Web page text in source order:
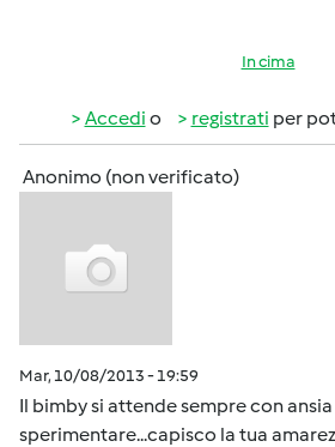
In cima
Accedi o registrati per
Anonimo (non verificato)
Mar, 10/08/2013 - 19:59
Il bimby si attende sempre con
sperimentare...capisco la tua